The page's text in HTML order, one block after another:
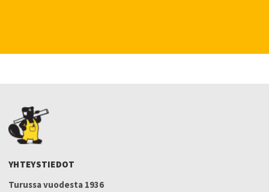
YHTEYSTIEDOT
Turussa vuodesta 1936